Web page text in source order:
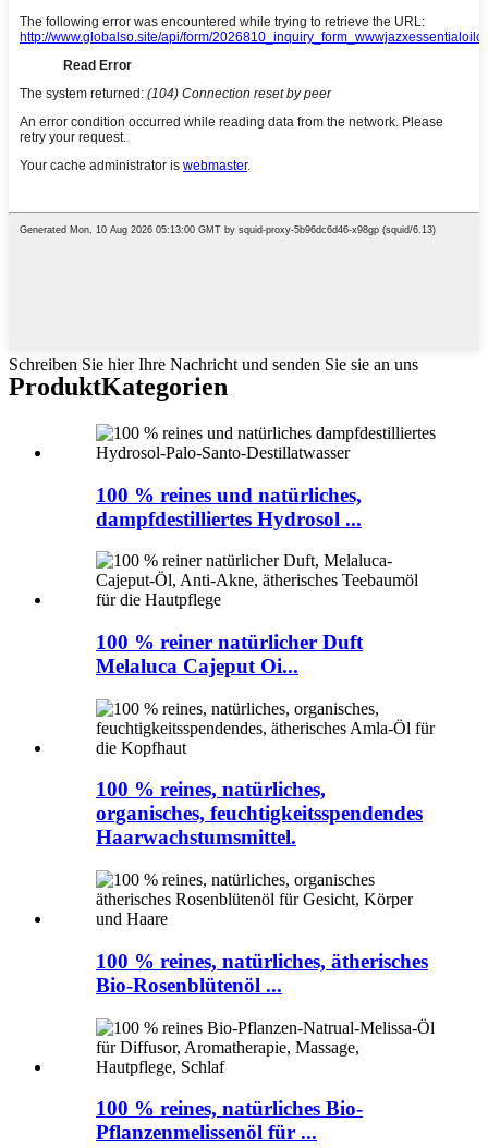
Schreiben Sie hier Ihre Nachricht und senden Sie sie an uns
ProduktKategorien
100 % reines und natürliches,
dampfdestilliertes Hydrosol ...
100 % reiner natürlicher Duft
Melaluca Cajeput Oi...
100 % reines, natürliches,
organisches, feuchtigkeitsspendendes
Haarwachstumsmittel.
100 % reines, natürliches, ätherisches
Bio-Rosenblütenöl ...
100 % reines, natürliches Bio-
Pflanzenmelissenöl für ...